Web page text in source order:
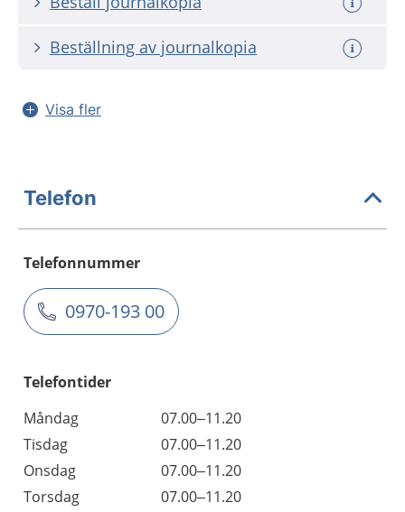
Beställning av journalkopia
Visa fler
Telefon
Telefonnummer
0970-193 00
Telefontider
Måndag
07.00–11.20
Tisdag
07.00–11.20
Onsdag
07.00–11.20
Torsdag
07.00–11.20